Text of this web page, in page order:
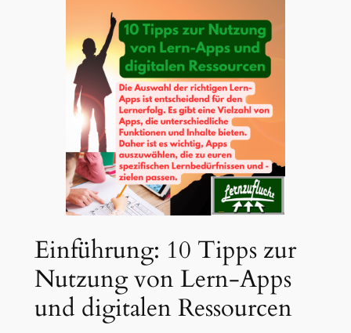
Einführung: 10 Tipps zur
Nutzung von Lern-Apps
und digitalen Ressourcen